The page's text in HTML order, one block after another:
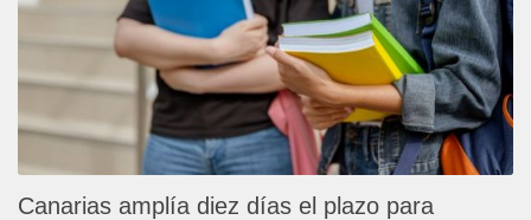
Canarias amplía diez días el plazo para